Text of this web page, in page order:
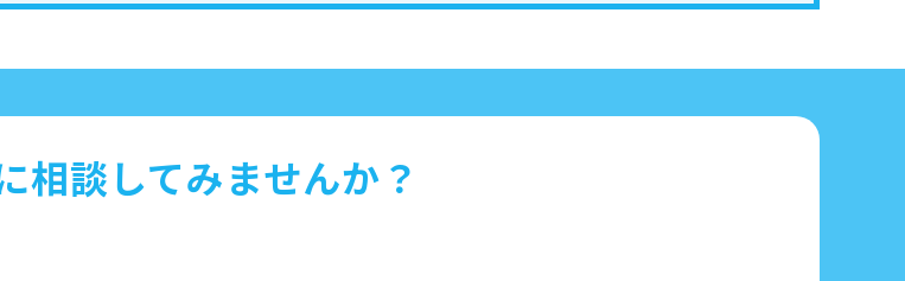
相談してみませんか？